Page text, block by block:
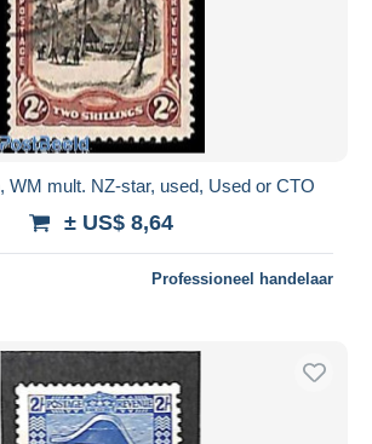
WM mult. NZ-star, used, Used or CTO
± US$ 8,64
Professioneel handelaar